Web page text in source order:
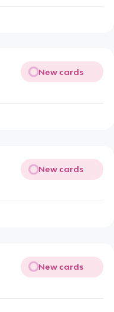
New cards
New cards
New cards